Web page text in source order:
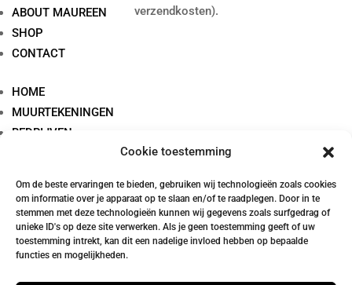
Cookie toestemming
Om de beste ervaringen te bieden, gebruiken wij technologieën zoals cookies
om informatie over je apparaat op te slaan en/of te raadplegen. Door in te
stemmen met deze technologieën kunnen wij gegevens zoals surfgedrag of
unieke ID's op deze site verwerken. Als je geen toestemming geeft of uw
toestemming intrekt, kan dit een nadelige invloed hebben op bepaalde
functies en mogelijkheden.
ABOUT MAUREEN
SHOP
CONTACT
HOME
MUURTEKENINGEN
BEDRIJVEN
LIVE ILLUSTREREN
WERKWIJZE
ABOUT MAUREEN
SHOP
verzendkosten).
/ Producten getagged “posterlijst”
posterlijst
Geen producten gevonden die aan je
zoekcriteria voldoen.